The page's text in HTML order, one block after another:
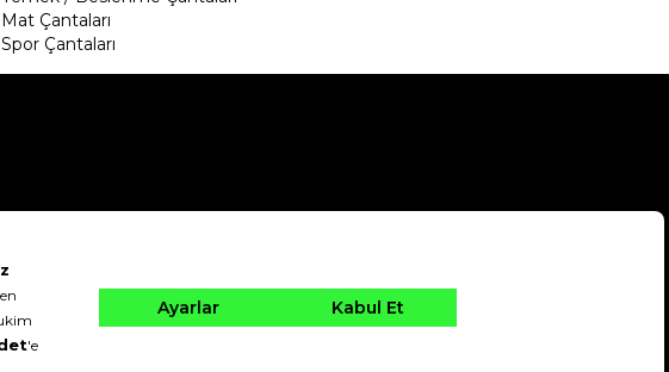
Mat Çantaları
Spor Çantaları